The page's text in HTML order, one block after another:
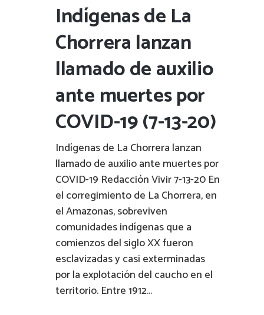
Indígenas de La
Chorrera lanzan
llamado de auxilio
ante muertes por
COVID-19 (7-13-20)
Indígenas de La Chorrera lanzan
llamado de auxilio ante muertes por
COVID-19 Redacción Vivir 7-13-20 En
el corregimiento de La Chorrera, en
el Amazonas, sobreviven
comunidades indígenas que a
comienzos del siglo XX fueron
esclavizadas y casi exterminadas
por la explotación del caucho en el
territorio. Entre 1912...